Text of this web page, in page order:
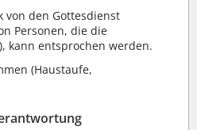
von den Gottesdienst
Personen, die die
kann entsprochen werden.
(Haustaufe,